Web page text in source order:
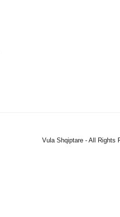
Vula Shqiptare - All Rights